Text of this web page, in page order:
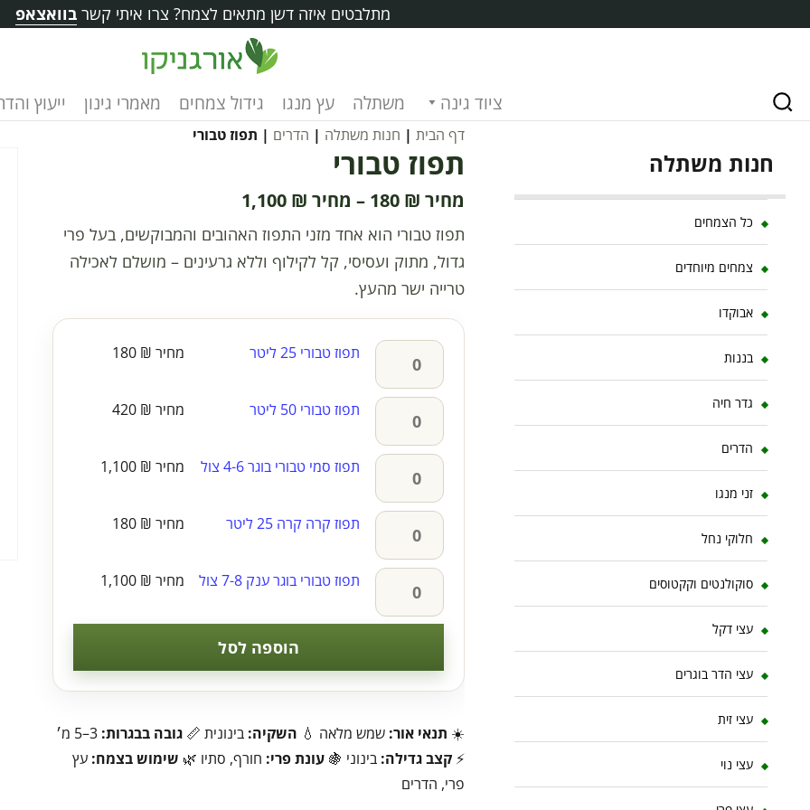
מתלבטים איזה דשן מתאים לצמח? צרו איתי קשרבוואצאפ
ציוד גינה משתלה עץ מנגו גידול צמחים מאמרי גינון ייעוץ
דף הבית| חנות משתלה | הדרים | תפוז טבורי
תפוז טבורי
180 ₪
–
1,100 ₪
תפוז טבורי הוא אחד מזני התפוז האהובים והמבוקשים, בעל פרי
גדול, מתוק ועסיסי, קל לקילוף וללא גרעינים – מושלם לאכילה
טרייה ישר מהעץ.
תפוז טבורי 25 ליטר 180 ₪
תפוז טבורי 50 ליטר 420 ₪
תפוז סמי טבורי בוגר 4-6 צול 1,100 ₪
תפוז קרה קרה 25 ליטר 180 ₪
תפוז טבורי בוגר ענק 7-8 צול 1,100 ₪
הוספה לסל
☀️ תנאי אור: שמש מלאה 💧 השקיה: בינונית 📏 גובה בבגרות:
3–5 מ׳
⚡ קצב גדילה: בינוני 🍇 עונת פרי: חורף, סתיו 🌿 שימוש בצמח: עץ
פרי, הדרים
חנות משתלה
כל הצמחים
צמחים מיוחדים
אבוקדו
בננות
גדר חיה
הדרים
זני מנגו
חלוקי נחל
סוקולנטים וקקטוסים
עצי דקל
עצי הדר בוגרים
עצי זית
עצי נוי